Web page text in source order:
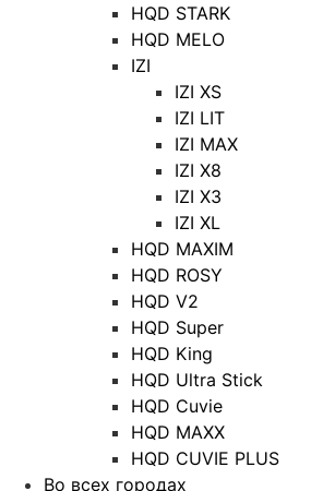
HQD STARK
HQD MELO
IZI
IZI XS
IZI LIT
IZI MAX
IZI X8
IZI X3
IZI XL
HQD MAXIM
HQD ROSY
HQD V2
HQD Super
HQD King
HQD Ultra Stick
HQD Cuvie
HQD MAXX
HQD CUVIE PLUS
Во всех городах